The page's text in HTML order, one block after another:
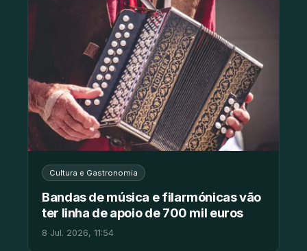
Cultura e Gastronomia
Bandas de música e filarmónicas vão
ter linha de apoio de 700 mil euros
8 Jul. 2026, 11:54